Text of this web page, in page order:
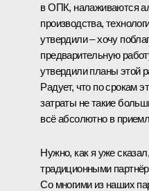
в ОПК, налаживаются
производства,
утвердили – хочу
предварительную
утвердили планы этой
Радует, что по срокам
затраты не такие
всё абсолютно в
Нужно, как я уже
традиционными
Со многими из наших